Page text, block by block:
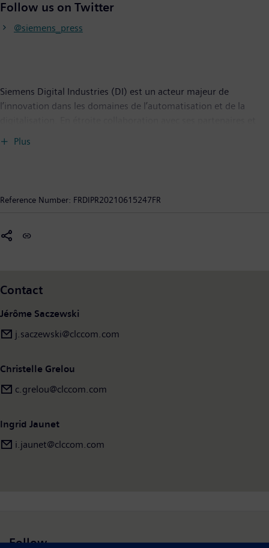
Follow us on Twitter
@siemens_press
Siemens Digital Industries (DI) est un acteur majeur de
l’innovation dans les domaines de l’automatisation et de la
ses clients, DI œuvre à la transformation numérique de
technologies porteuses d’avenir à son offre. Siemens Digital
Plus
Reference Number: FRDIPR20210615247FR
Contact
Jérôme Saczewski
j.saczewski@clccom.com
Christelle Grelou
c.grelou@clccom.com
Ingrid Jaunet
i.jaunet@clccom.com
Follow